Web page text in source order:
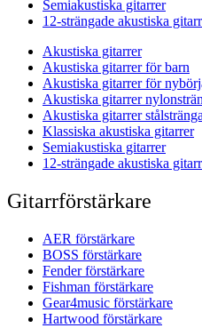
Semiakustiska gitarrer
12-strängade akustiska
Akustiska gitarrer
Akustiska gitarrer för barn
Akustiska gitarrer för
Akustiska gitarrer
Akustiska gitarrer
Klassiska akustiska gitarrer
Semiakustiska gitarrer
12-strängade akustiska
Gitarrförstärkare
AER förstärkare
BOSS förstärkare
Fender förstärkare
Fishman förstärkare
Gear4music förstärkare
Hartwood förstärkare